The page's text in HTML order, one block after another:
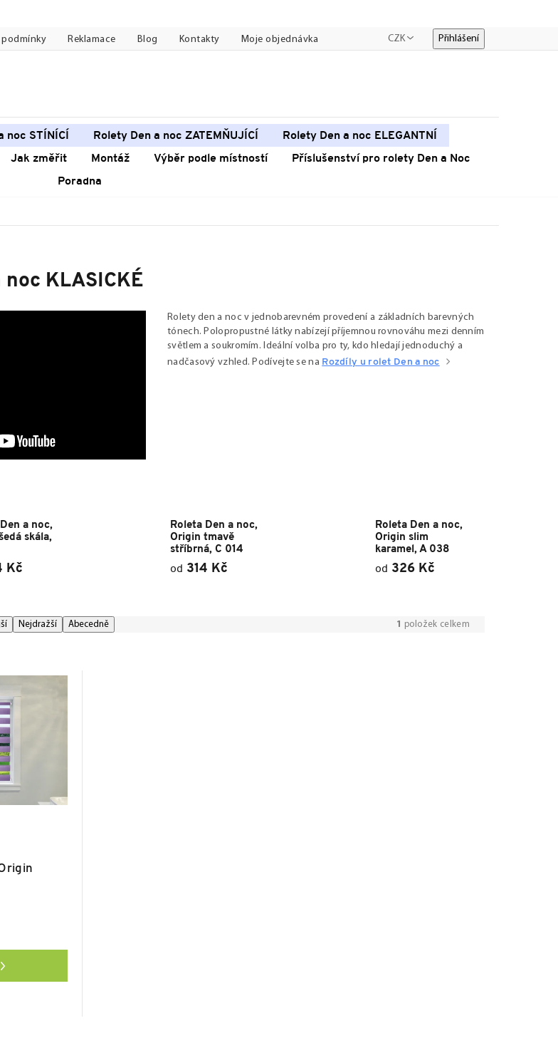
Reklamace Blog Kontakty Moje objednávka CZK Přihlášení
noc STÍNÍCÍ Rolety Den a noc ZATEMŇUJÍCÍ
Rolety Den a noc ELEGANTNÍ
Jak změřit Montáž Výběr podle místností
Příslušenství pro rolety Den a Noc
Poradna
KLASICKÉ
Rolety den a noc v jednobarevném provedení a základních barevných
tónech. Polopropustné látky nabízejí příjemnou rovnováhu mezi denním
světlem a soukromím. Ideální volba pro ty, kdo hledají jednoduchý a
nadčasový vzhled. Podívejte se na Rozdíly u rolet Den a noc
a noc,
skála,
Kč
Roleta Den a noc,
Origin tmavě
stříbrná, C 014
od 314 Kč
Roleta Den a noc,
Origin slim
karamel, A 038
od 326 Kč
Nejdražší Abecedně 1 položek celkem